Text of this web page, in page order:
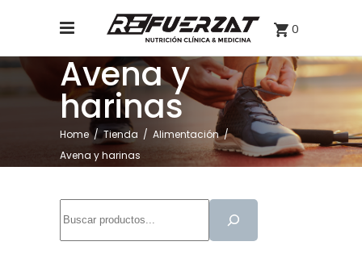
0
Avena y
harinas
Home/Tienda / Alimentación/
Avena y harinas